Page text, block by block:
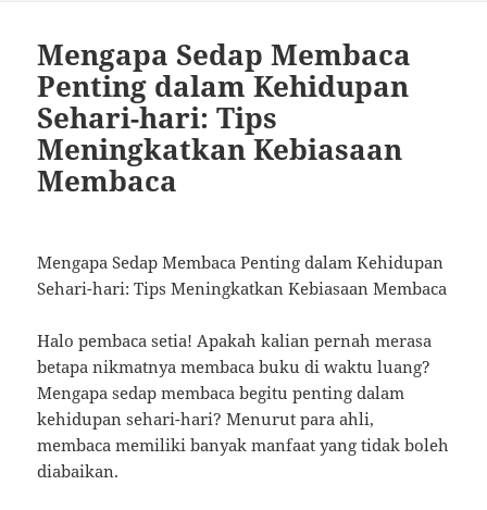
Mengapa Sedap Membaca
Penting dalam Kehidupan
Sehari-hari: Tips
Meningkatkan Kebiasaan
Membaca
Mengapa Sedap Membaca Penting dalam Kehidupan
Sehari-hari: Tips Meningkatkan Kebiasaan Membaca
Halo pembaca setia! Apakah kalian pernah merasa
betapa nikmatnya membaca buku di waktu luang?
Mengapa sedap membaca begitu penting dalam
kehidupan sehari-hari? Menurut para ahli,
membaca memiliki banyak manfaat yang tidak boleh
diabaikan.